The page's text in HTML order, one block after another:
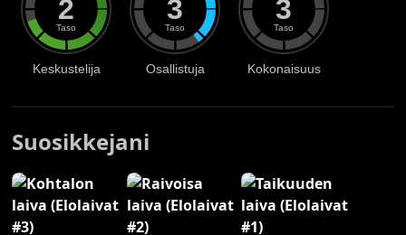
2
Taso
Keskustelija
3
Taso
Osallistuja
3
Taso
Kokonaisuus
Suosikkejani